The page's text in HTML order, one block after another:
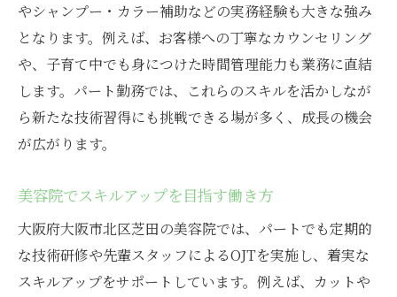
やシャンプー・カラー補助などの実務経験も大きな強み
となります。例えば、お客様への丁寧なカウンセリング
や、子育て中でも身につけた時間管理能力も業務に直結
します。パート勤務では、これらのスキルを活かしなが
ら新たな技術習得にも挑戦できる場が多く、成長の機会
が広がります。
美容院でスキルアップを目指す働き方
大阪府大阪市北区芝田の美容院では、パートでも定期的
な技術研修や先輩スタッフによるOJTを実施し、着実な
スキルアップをサポートしています。例えば、カットや